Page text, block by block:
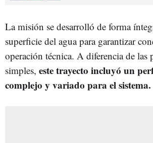
La misión se desarrolló de forma
superficie del agua para garantizar
operación técnica. A diferencia de las
simples, este trayecto incluyó un
complejo y variado para el sistema.